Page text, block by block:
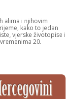
alima i njihovim
kako to jedan
vjerske životopise i
20.